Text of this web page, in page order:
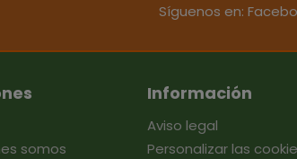
Síguenos en:
somos
Información
Aviso legal
Personalizar las